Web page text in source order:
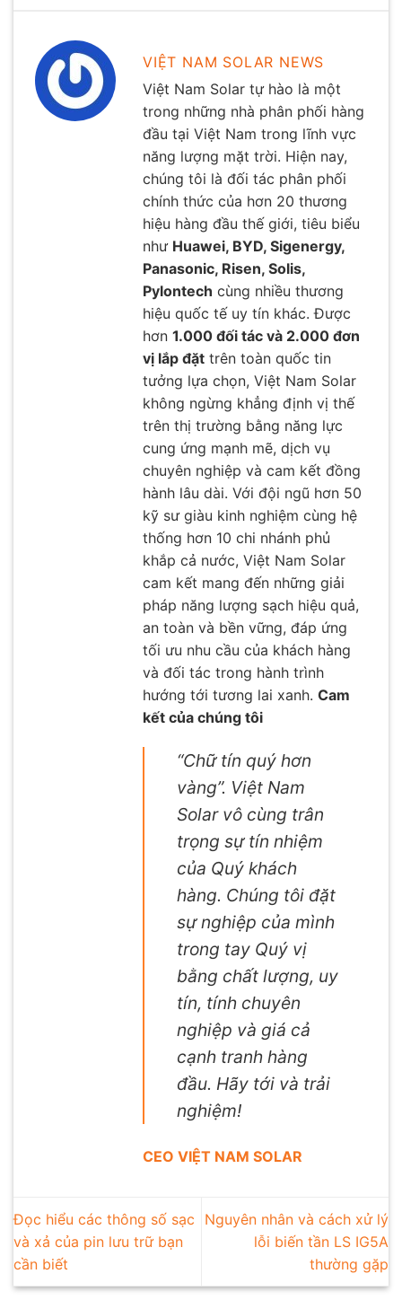
VIỆT NAM SOLAR NEWS
Việt Nam Solar tự hào là một
trong những nhà phân phối hàng
đầu tại Việt Nam trong lĩnh vực
năng lượng mặt trời. Hiện nay,
chúng tôi là đối tác phân phối
chính thức của hơn 20 thương
hiệu hàng đầu thế giới, tiêu biểu
như Huawei, BYD, Sigenergy,
Panasonic, Risen, Solis,
Pylontech cùng nhiều thương
hiệu quốc tế uy tín khác. Được
hơn 1.000 đối tác và 2.000 đơn
vị lắp đặt trên toàn quốc tin
tưởng lựa chọn, Việt Nam Solar
không ngừng khẳng định vị thế
trên thị trường bằng năng lực
cung ứng mạnh mẽ, dịch vụ
chuyên nghiệp và cam kết đồng
hành lâu dài. Với đội ngũ hơn 50
kỹ sư giàu kinh nghiệm cùng hệ
thống hơn 10 chi nhánh phủ
khắp cả nước, Việt Nam Solar
cam kết mang đến những giải
pháp năng lượng sạch hiệu quả,
an toàn và bền vững, đáp ứng
tối ưu nhu cầu của khách hàng
và đối tác trong hành trình
hướng tới tương lai xanh. Cam
kết của chúng tôi
“Chữ tín quý hơn
vàng”. Việt Nam
Solar vô cùng trân
trọng sự tín nhiệm
của Quý khách
hàng. Chúng tôi đặt
sự nghiệp của mình
trong tay Quý vị
bằng chất lượng, uy
tín, tính chuyên
nghiệp và giá cả
cạnh tranh hàng
đầu. Hãy tới và trải
nghiệm!
CEO VIỆT NAM SOLAR
Đọc hiểu các thông số sạc
và xả của pin lưu trữ bạn
cần biết
Nguyên nhân và cách xử lý
lỗi biến tần LS IG5A
thường gặp